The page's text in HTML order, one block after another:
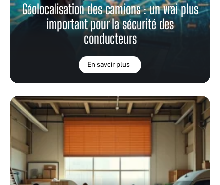
Géolocalisation des camions : un vrai plus
important pour la sécurité des
conducteurs
En savoir plus